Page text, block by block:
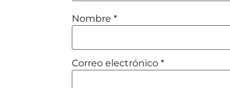
Nombre *
Correo electrónico *